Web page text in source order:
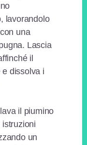
lavorandolo
una
Lascia
il
dissolva i
il piumino
un